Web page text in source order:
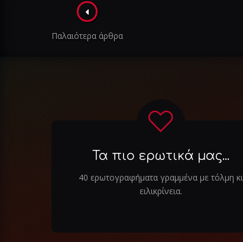
Πλοήγηση
στα
Παλαιότερα άρθρα
Τα πιο ερωτικά μας...
40 ερωτογραφήματα γραμμένα με τόλμη κι
ειλικρίνεια.